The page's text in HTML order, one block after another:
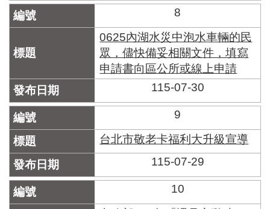
8
0625內湖水災中泡水車輛的民
眾，儘快備妥相關文件，填寫
申請書向區公所或線上申請
115-07-30
9
台北市敬老卡福利大升級宣導
115-07-29
10